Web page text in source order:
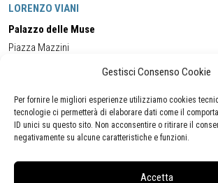
Gestisci Consenso Cookie
Per fornire le migliori esperienze utilizziamo cookies
tecnologie ci permetterà di elaborare dati come il
ID unici su questo sito. Non acconsentire o ritirare il
negativamente su alcune caratteristiche e funzioni.
Accetta
LORENZO VIANI
Palazzo delle Muse
Piazza Mazzini
Cell:+39 338 5714978 (orario
Tel:
+39 0584 944580
(orario 09.00/13.00)
Email:gamc@comune.viareggio.lu.it
Segnalazione di inaccessibilità